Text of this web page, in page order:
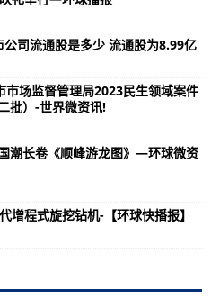
司流通股是多少 流通股为8.99亿
市场监督管理局2023民生领域案件
批）-世界微资讯!
潮长卷《顺峰游龙图》—环球微资
增程式旋挖钻机-【环球快播报】